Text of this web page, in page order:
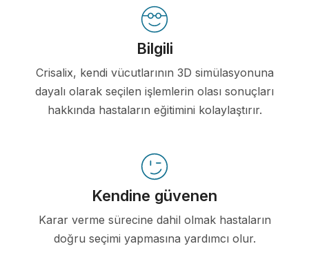
Bilgili
Crisalix, kendi vücutlarının 3D simülasyonuna
dayalı olarak seçilen işlemlerin olası sonuçları
hakkında hastaların eğitimini kolaylaştırır.
Kendine güvenen
Karar verme sürecine dahil olmak hastaların
doğru seçimi yapmasına yardımcı olur.